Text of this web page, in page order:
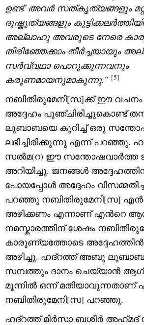
ഉണ്ട്. അവർ സത്കൃത്യങ്ങളും
ദുഷ്കൃത്യങ്ങളും
അല്ലാഹു അവരുടെ നേരെ
തിരിഞ്ഞേക്കാം തീർച്ചയായും
സർവ്വഥാ പൊറുക്കുന്നവനും
കരുണമായനുമാകുന്നു.” [5]
നബിതിരുമേനി[സ]ക്ക് ഈ വചനം
അദ്ദേഹം പുഞ്ചിരിച്ചുകൊണ്ട്
ലുബാബയെ കുറിച്ച് ഒരു
ലഭിച്ചിരിക്കുന്നു എന്ന് പറഞ്ഞു.
സൽമ(റ) ഈ സന്തോഷവാർത്ത
അറിയിച്ചു. ജനങ്ങൾ
പോയപ്പോൾ അദ്ദേഹം
പറഞ്ഞു നബിതിരുമേനി[സ]
അഴിക്കണം എന്നാണ് എന്‍റെ
നമസ്കാരത്തിന് ശേഷം
കാരുണ്യത്തോടെ
അഴിച്ചു. ഹദ്റത്ത് അബൂ
സമ്പത്തും ദാനം ചെയ്യാൻ
മൂന്നിൽ ഒന്ന് മതിയാവുന്നതാണ്
നബിതിരുമേനി[സ] പറഞ്ഞു.
ഹദ്റത്ത് മിർസാ ബശീർ